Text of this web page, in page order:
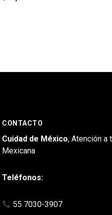
CONTACTO
Cuidad de México, Atención a
Mexicana
Teléfonos:
55 7030-3907